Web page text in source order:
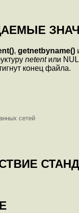
, getnetbyname()
netentили
конец файла.
сетей